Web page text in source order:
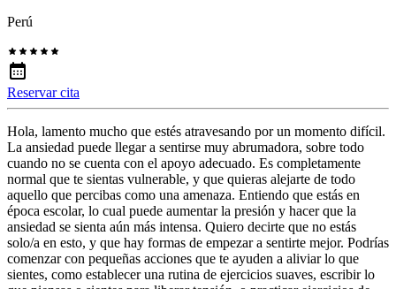
Perú
Reservar cita
Hola, lamento mucho que estés atravesando por un momento difícil.
La ansiedad puede llegar a sentirse muy abrumadora, sobre todo
cuando no se cuenta con el apoyo adecuado. Es completamente
normal que te sientas vulnerable, y que quieras alejarte de todo
aquello que percibas como una amenaza. Entiendo que estás en
época escolar, lo cual puede aumentar la presión y hacer que la
ansiedad se sienta aún más intensa. Quiero decirte que no estás
solo/a en esto, y que hay formas de empezar a sentirte mejor. Podrías
comenzar con pequeñas acciones que te ayuden a aliviar lo que
sientes, como establecer una rutina de ejercicios suaves, escribir lo